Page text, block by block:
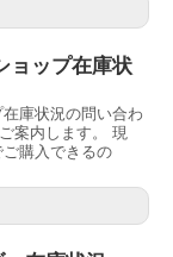
ョップ在庫状
庫状況の問い合わ
案内します。 現
購入できるの